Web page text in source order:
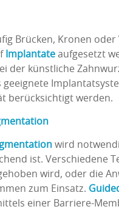
Brücken, Kronen
Implantate aufgesetzt
der künstliche
berücksichtigt werden.
wird
ist. Verschiedene
wird, oder die
zum Einsatz.
einer Barriere-